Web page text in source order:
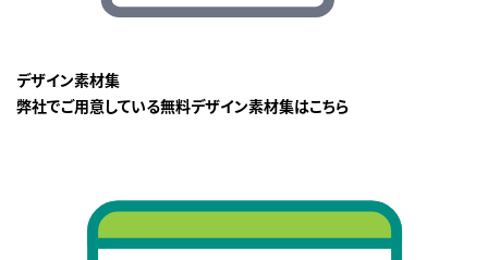
デザイン素材集
弊社でご用意している無料デザイン素材集はこちら